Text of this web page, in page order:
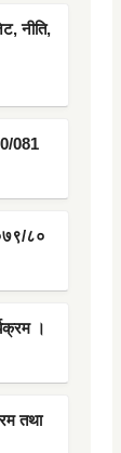
नीति,
081
८०
।
तथा